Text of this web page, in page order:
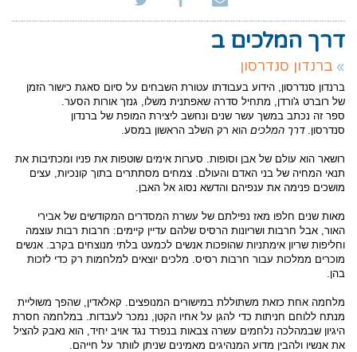
דרך המלכים ב
ברנדון סנדרסון
ברנדון סנדרסון, הידוע בעבודתו עטורת השבחים על סיום סאגת כישור הזמן
של רוברט ג'ורדן, מתחיל סדרה שאפתנית משלו, גנזך אורות הסער.
ספר זה נכתב במשך עשר שנים ונחשב ליצירת המופת של ברנדון
סנדרסון.דרך המלכים הוא רק השלב הראשון במסע.
רושאר הוא עולם של אבן וסופות. סערות אימים שוטפות את פניו ומכתיבות את
תנאי המחיה של בני האדם והעולם. צמחים מסתתרים בתוך קונכיות, עצים
מושכים פנימה את ענפיהם והדשא נסוג אל האבן.
מאות שנים חלפו מאז נפילתם של עשרת המסדרים המקודשים של אבירי
האור, אבל חרבות ושריונות הרסיס שלהם עדיין קיימים: חרבות רבות עוצמה
וחליפות שריון אימתניות שהופכות אנשים לכמעט בלתי מנוצחים בקרב. אנשים
מוכרים ממלכות עבור חרבות רסיס. מלכים יוצאים למלחמות רק כדי לזכות
בהן.
מלחמה אחת כזאת משתוללת במישורים המנופצים. קאלאדין, שהפך משוליית
מנתח ללוחם חניתות כדי להגן על אחיו הקטן, נמכר לעבדות. במלחמה חסרת
היגיון שבמהלכה נלחמים עשרה צבאות בנפרד נגד אויב יחיד, הוא נאבק להציל
את אנשיו ולהבין מדוע המנהיגים מאמינים שניתן לוותר על חייהם.